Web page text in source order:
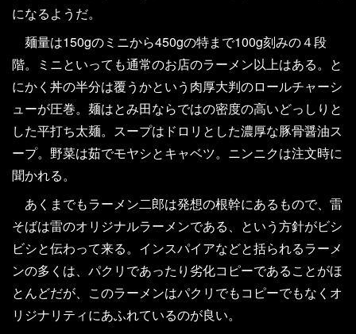
になるようだ。
麺量は150gのミニから450gの特まで100g刻みの４段
階。ミニといっても通常のお店のラーメン以上はある。と
にかく丼の半分は覆うかという肉厚大判のロールチャーシ
ューが圧巻。麺はとみ田ならではの密度の高いどっしりと
した平打ち太麺。スープはドロリとした濃厚な豚骨醤油ス
ープ。野菜は茹でモヤシとキャベツ。ニンニクは注文時に
聞かれる。
あくまでもラーメン二郎は発想の根幹にあるもので、雷
そばは雷のオリジナルラーメンである、という方針がビシ
ビシと伝わって来る。インスパイアなどと括られるラーメ
ンの多くは、パクリであったり劣化コピーであることがほ
とんどだが、このラーメンはパクリでもコピーでもなくオ
リジナリティにあふれているのが良い。